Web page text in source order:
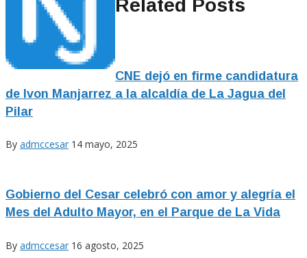
Related Posts
CNE dejó en firme candidatura
de Ivon Manjarrez a la alcaldía de La Jagua del
Pilar
By admccesar 14 mayo, 2025
Gobierno del Cesar celebró con amor y alegría el
Mes del Adulto Mayor, en el Parque de La Vida
By admccesar 16 agosto, 2025